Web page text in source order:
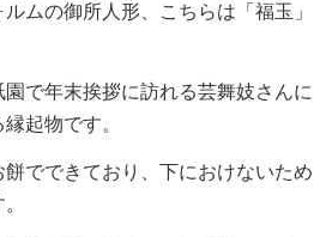
ムの御所人形、こちらは「福玉」
園で年末挨拶に訪れる芸舞妓さんに
起物です。
でできており、下におけないため